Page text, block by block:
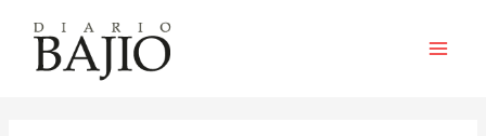
contenido